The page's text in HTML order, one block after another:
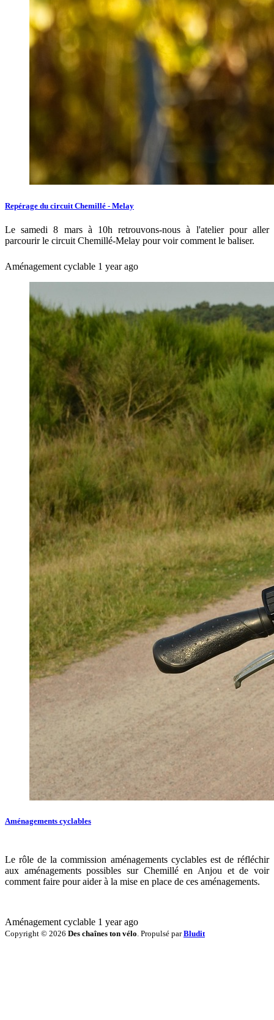
Repérage du circuit Chemillé - Melay
Le samedi 8 mars à 10h retrouvons-nous à l'atelier pour aller
parcourir le circuit Chemillé-Melay pour voir comment le baliser.
Aménagement cyclable 1 year ago
Aménagements cyclables
Le rôle de la commission aménagements cyclables est de réfléchir
aux aménagements possibles sur Chemillé en Anjou et de voir
comment faire pour aider à la mise en place de ces aménagements.
Aménagement cyclable 1 year ago
Copyright © 2026 Des chaînes ton vélo. Propulsé parBludit